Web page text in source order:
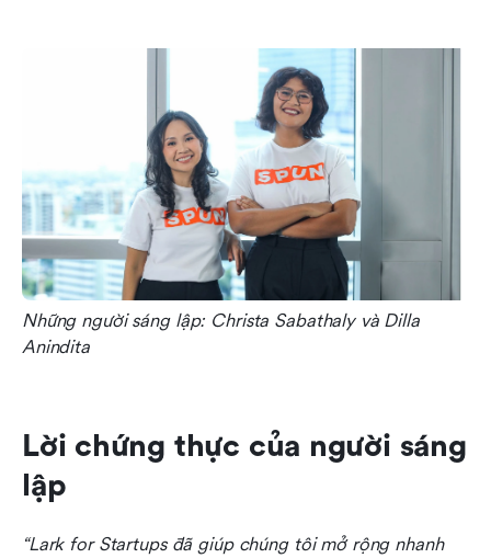
Những người sáng lập: Christa Sabathaly và Dilla
Anindita
Lời chứng thực của người sáng
lập
“Lark for Startups đã giúp chúng tôi mở rộng nhanh